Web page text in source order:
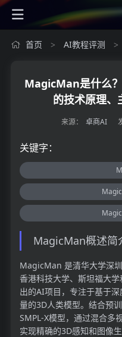
首页 > AI教程评测 >
MagicMan是什么
的技术原理、
来源： 卓商AI
关键字：
MagicMan概述简
MagicMan 是清华大学深
香港科技大学、斯坦福大
出的AI项目，专注于基于
量的3D人类模型。结合预
SMPL-X模型，通过混合多
实现精确的3D感知和图像